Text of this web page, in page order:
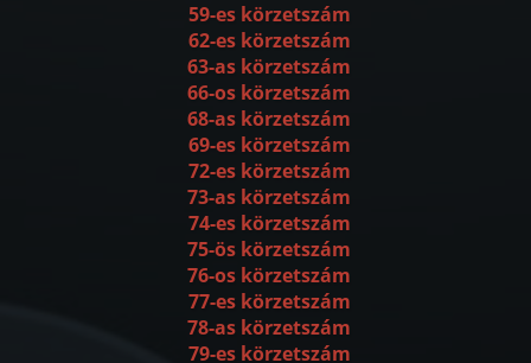
59-es körzetszám
62-es körzetszám
63-as körzetszám
66-os körzetszám
68-as körzetszám
69-es körzetszám
72-es körzetszám
73-as körzetszám
74-es körzetszám
75-ös körzetszám
76-os körzetszám
77-es körzetszám
78-as körzetszám
79-es körzetszám